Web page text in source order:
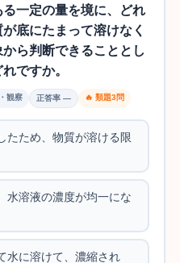
一定の量を境に、どれ
底にたまって溶けなく
ら判断できることとし
ですか。
観察 正答率 — 🔥 類題3問
たため、物質が溶ける限
水溶液の濃度が均一にな
水に溶けて、濃縮され